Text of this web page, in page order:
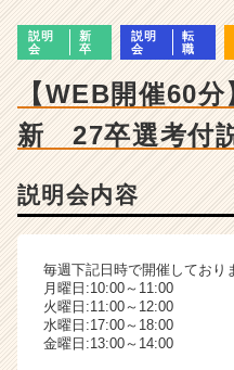
企
業
ら
カ
届
就
説明
会
新
卒
説明
会
転
職
【WEB開催60
新 27卒選考付
説明会内容
毎週下記日時で開催しており
月曜日:10:00～11:00
火曜日:11:00～12:00
水曜日:17:00～18:00
金曜日:13:00～14:00